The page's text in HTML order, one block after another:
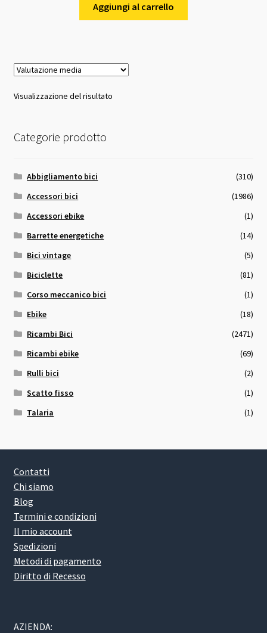
Aggiungi al carrello
Visualizzazione del risultato
Categorie prodotto
Abbigliamento bici
(310)
Accessori bici
(1986)
Accessori ebike
(1)
Barrette energetiche
(14)
Bici vintage
(5)
Biciclette
(81)
Corso meccanico bici
(1)
Ebike
(18)
Ricambi Bici
(2471)
Ricambi ebike
(69)
Rulli bici
(2)
Scatto fisso
(1)
Talaria
(1)
Contatti
Chi siamo
Blog
Termini e condizioni
Il mio account
Spedizioni
Metodi di pagamento
Diritto di Recesso
AZIENDA: